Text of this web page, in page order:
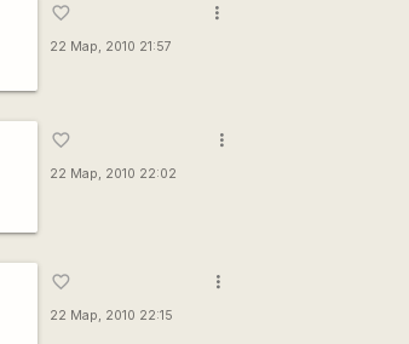
favorite_border
22 Мар, 2010 21:57
more_vert
favorite_border
22 Мар, 2010 22:02
more_vert
favorite_border
22 Мар, 2010 22:15
more_vert